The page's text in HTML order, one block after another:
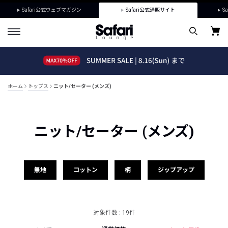
Safari公式ウェブマガジン Safari公式通販サイト
ホーム トップス ニット/セーター (メンズ)
ニット/セーター (メンズ)
無地 コットン 柄 ジップアップ
対象件数 : 19件